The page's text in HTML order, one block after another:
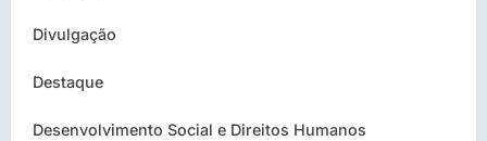
Divulgação
Destaque
Desenvolvimento Social e Direitos Humanos